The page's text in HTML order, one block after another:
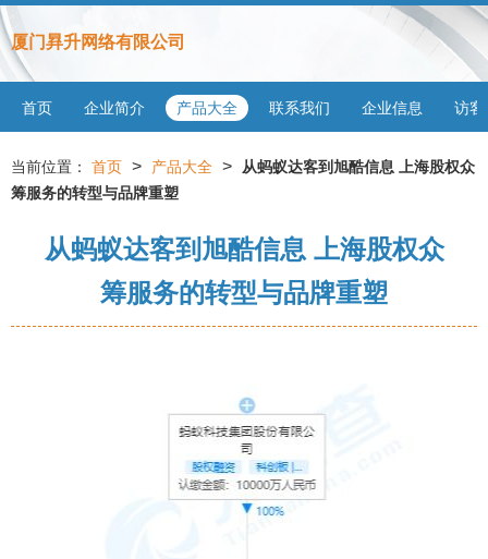
厦门昪升网络有限公司
首页 企业简介 产品大全 联系我们 企业信息 访客
当前位置： 首页 > 产品大全 >
从蚂蚁达客到旭酷信息 上海股权众
筹服务的转型与品牌重塑
从蚂蚁达客到旭酷信息 上海股权众
筹服务的转型与品牌重塑